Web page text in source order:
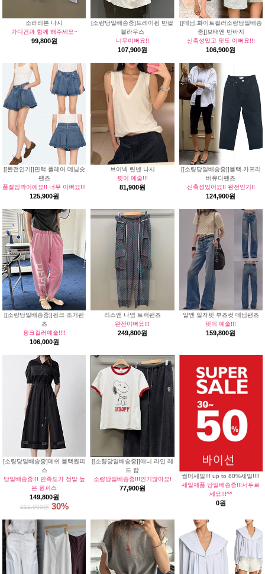
소라리본 나시
가디건과 함께 해주세요~
99,800원
[소량당일배송중]드레이핑 반팔
블라우스
너무이뻐요!!
107,900원
[[데님,화이트컬러소량당일배송
중]]보태앤 반바지
신축성있고 핏도 이뻐요!!!
106,900원
[[완전인기]]핀턱 플레어 데님숏
팬츠
품절임박이에요!! 너무 이뻐요!!!
125,900원
브이넥 린넨 나시
핏이 예술!!!
81,900원
[[소량당일배송중]]블랙 카프리
버뮤다팬츠
신축성있어요!! 완전인기!!
124,900원
[[소량당일배송중]]핑크 조거팬
츠
핑크컬러예술!!!!
106,000원
리스앤 나염 트랙팬츠
완전이뻐요!!!
249,800원
알앤 일자핏 부츠컷 데님팬츠
핏이 예술!!!
159,800원
[소량당일배송중]메쉬 블랙원피
스
당일배송중!!! 만족도가 정말 높
은 원피스
149,800원
212,900원 30%
[[소량당일배송중]]애니 라인 레
드 탑
소량당일배송중!!!인기많아요!
77,900원
썸머세일!!! up to 80%세일!!!!
세일제품 당일배송중!!!서두르
세요!!!^^
0원